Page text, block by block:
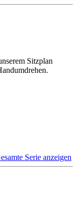
Sitzplan
Serie anzeigen